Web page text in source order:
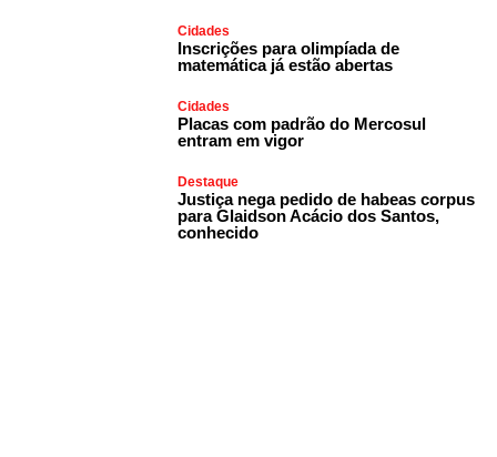
Cidades
Inscrições para olimpíada de
matemática já estão abertas
Cidades
Placas com padrão do Mercosul
entram em vigor
Destaque
Justiça nega pedido de habeas corpus
para Glaidson Acácio dos Santos,
conhecido